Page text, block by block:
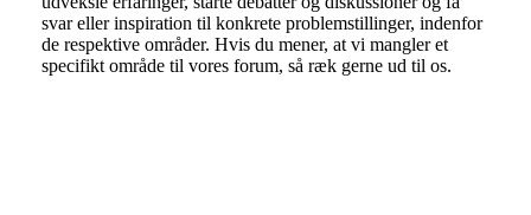
svar eller inspiration til konkrete problemstillinger, indenfor
de respektive områder. Hvis du mener, at vi mangler et
specifikt område til vores forum, så ræk gerne ud til os.